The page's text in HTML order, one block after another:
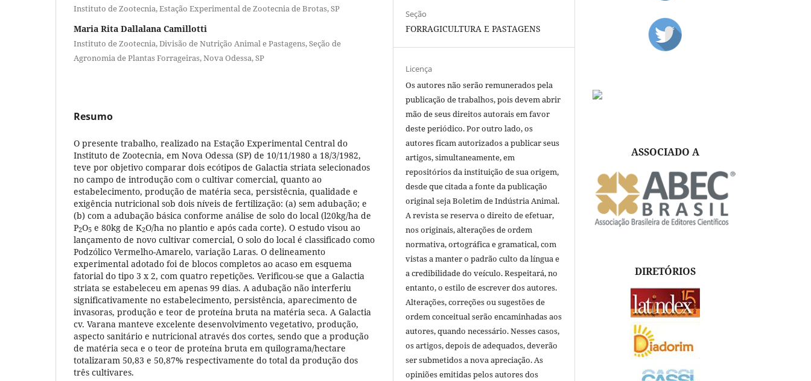
Instituto de Zootecnia, Estação Experimental de Zootecnia de Brotas, SP
Maria Rita Dallalana Camillotti
Instituto de Zootecnia, Divisão de Nutrição Animal e Pastagens, Seção de
Agronomia de Plantas Forrageiras, Nova Odessa, SP
Resumo
O presente trabalho, realizado na Estação Experimental Central do
Instituto de Zootecnia, em Nova Odessa (SP) de 10/11/1980 a 18/3/1982,
teve por objetivo comparar dois ecótipos de Galactia striata selecionados
no campo de introdução com o cultivar comercial, quanto ao
estabelecimento, produção de matéria seca, persistêcnia, qualidade e
exigência nutricional sob dois níveis de fertilização: (a) sem adubação; e
(b) com a adubação básica conforme análise de solo do local (l20kg/ha de
P2O5 e 80kg de K2O/ha no plantio e após cada corte). O estudo visou ao
lançamento de novo cultivar comercial, O solo do local é classificado como
Podzólico Vermelho-Amarelo, variação Laras. O delineamento
experimental adotado foi de blocos completos ao acaso em esquema
fatorial do tipo 3 x 2, com quatro repetições. Verificou-se que a Galactia
striata se estabeleceu em apenas 99 dias. A adubação não interferiu
significativamente no estabelecimento, persistência, aparecimento de
invasoras, produção e teor de proteína bruta na matéria seca. A Galactia
cv. Varana manteve excelente desenvolvimento vegetativo, produção,
aspecto sanitário e nutricional através dos cortes, sendo que a produção
de matéria seca e o teor de proteína bruta em quilograma/hectare
totalizaram 50,83 e 50,87% respectivamente do total da produção dos
três cultivares.
Seção
FORRAGICULTURA E PASTAGENS
Licença
Os autores não serão remunerados pela
publicação de trabalhos, pois devem abrir
mão de seus direitos autorais em favor
deste periódico. Por outro lado, os
autores ficam autorizados a publicar seus
artigos, simultaneamente, em
repositórios da instituição de sua origem,
desde que citada a fonte da publicação
original seja Boletim de Indústria Animal.
A revista se reserva o direito de efetuar,
nos originais, alterações de ordem
normativa, ortográfica e gramatical, com
vistas a manter o padrão culto da língua e
a credibilidade do veículo. Respeitará, no
entanto, o estilo de escrever dos autores.
Alterações, correções ou sugestões de
ordem conceitual serão encaminhadas aos
autores, quando necessário. Nesses casos,
os artigos, depois de adequados, deverão
ser submetidos a nova apreciação. As
opiniões emitidas pelos autores dos
ASSOCIADO A
DIRETÓRIOS